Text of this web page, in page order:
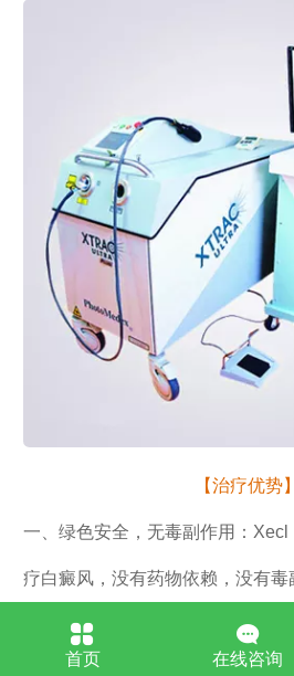
【治疗优势】
一、绿色安全，无毒副作用：
疗白癜风，没有药物依赖，没有毒
FDA和中国SFDA认证批准，绿色
首页 在线咨询